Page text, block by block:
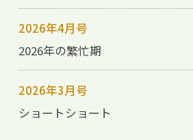
2026年4月号
2026年の繁忙期
2026年3月号
ショートショート